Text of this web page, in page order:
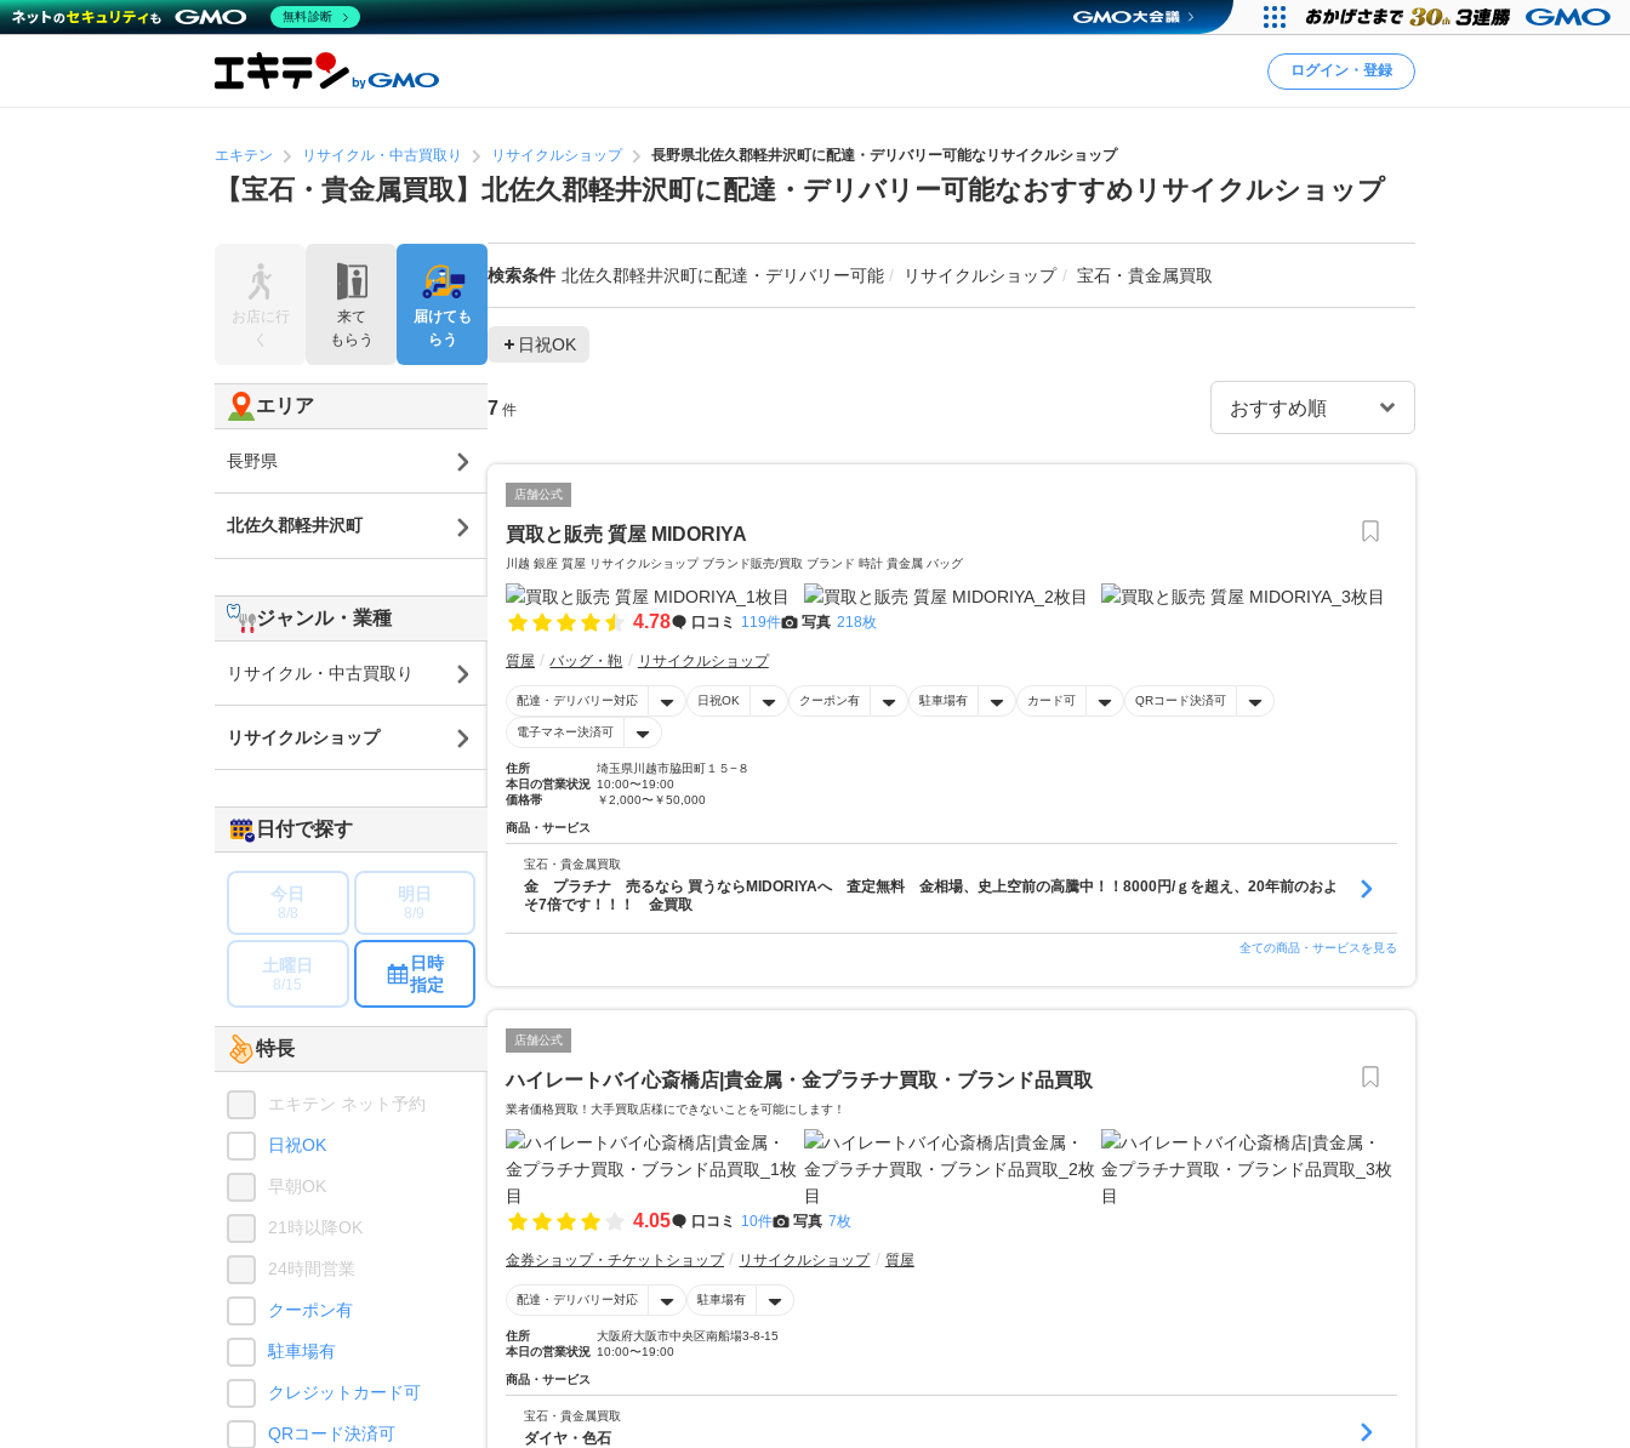
ログイン・登録
エキテン リサイクル・中古買取り リサイクルショップ 長野県北佐久郡軽井沢町に配達・デリバリー可能なリサイクルショップ
【宝石・貴金属買取】北佐久郡軽井沢町に配達・デリバリー可能なおすすめリサイクルショップ
検索条件 北佐久郡軽井沢町に配達・デリバリー可能 リサイクルショップ 宝石・貴金属買取
日祝OK
7 件
店舗公式
買取と販売 質屋 MIDORIYA
川越 銀座 質屋 リサイクルショップ ブランド販売/買取 ブランド 時計 貴金属 バッグ
4.78 口コミ 119件 写真 218枚
質屋 バッグ・鞄 リサイクルショップ
配達・デリバリー対応 日祝OK クーポン有 駐車場有 カード可 QRコード決済可
電子マネー決済可
住所
埼玉県川越市脇田町１５−８
本日の営業状況 10:00〜19:00
価格帯
￥2,000〜￥50,000
商品・サービス
宝石・貴金属買取
金 プラチナ 売るなら 買うならMIDORIYAへ 査定無料 金相場、史上空前の高騰中！！8000円/ｇを超え、20年前のおよ
そ7倍です！！！ 金買取
全ての商品・サービスを見る
店舗公式
ハイレートバイ心斎橋店|貴金属・金プラチナ買取・ブランド品買取
業者価格買取！大手買取店様にできないことを可能にします！
4.05 口コミ 10件 写真 7枚
金券ショップ・チケットショップ リサイクルショップ 質屋
配達・デリバリー対応 駐車場有
住所
大阪府大阪市中央区南船場3-8-15
本日の営業状況 10:00〜19:00
商品・サービス
宝石・貴金属買取
ダイヤ・色石
お店に行
く
来て
もらう
届けても
らう
エリア
長野県
北佐久郡軽井沢町
ジャンル・業種
リサイクル・中古買取り
リサイクルショップ
日付で探す
今日
8/8
明日
8/9
土曜日
8/15
日時
指定
特長
エキテン ネット予約
日祝OK
早朝OK
21時以降OK
24時間営業
クーポン有
駐車場有
クレジットカード可
QRコード決済可
無料診断